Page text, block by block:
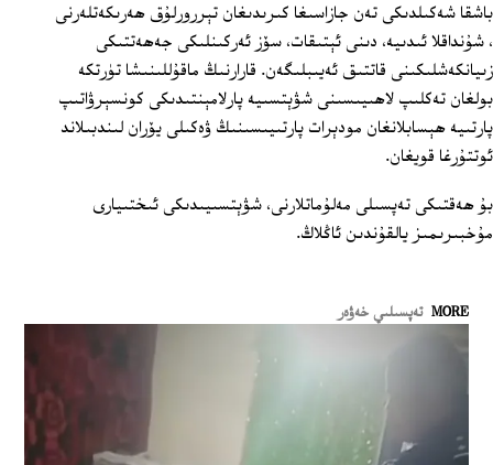
باشقا شەكىلدىكى تەن جازاسىغا كىرىدىغان تېررورلۇق ھەرىكەتلەرنى
، شۇنداقلا ئىدىيە، دىنى ئېتىقات، سۆز ئەركىنلىكى جەھەتتىكى
زىيانكەشلىكىنى قاتتىق ئەيىبلىگەن. قارارنىڭ ماقۇللىنىشا تۈرتكە
بولغان تەكلىپ لاھىيىسىنى شۋېتسىيە پارلامېنتىدىكى كونسېرۋاتىپ
پارتىيە ھېسابلانغان مودېرات پارتىيىسىنىڭ ۋەكىلى يۆران لىندبىلاند
ئوتتۇرغا قويغان.
بۇ ھەقتىكى تەپسىلى مەلۇماتلارنى، شۋېتسىيىدىكى ئىختىيارى
مۇخبىرىمىز يالقۇندىن ئاڭلاڭ.
MORE تەپسىلىي خەۋەر